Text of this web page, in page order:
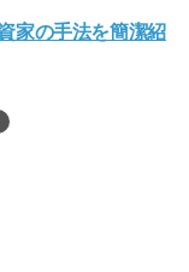
家の手法を簡潔紹